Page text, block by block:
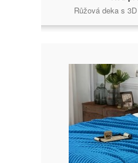
Růžová deka s